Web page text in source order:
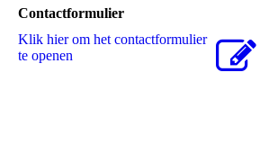
Contactformulier
Klik hier om het contactformulier
te openen